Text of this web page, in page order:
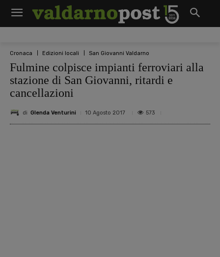
Cronaca Edizioni locali San Giovanni Valdarno
Fulmine colpisce impianti ferroviari alla
stazione di San Giovanni, ritardi e
cancellazioni
di Glenda Venturini 10 Agosto 2017 573